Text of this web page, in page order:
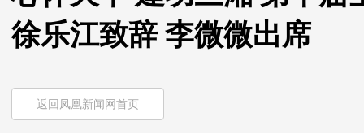
徐乐江致辞 李微微出席
返回凤凰新闻网首页